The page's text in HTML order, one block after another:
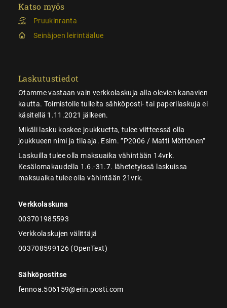
Katso myös
Pruukinranta
Seinäjoen leirintäalue
Laskutustiedot
Otamme vastaan vain verkkolaskuja alla olevien kanavien
kautta. Toimistolle tulleita sähköposti- tai paperilaskuja ei
käsitellä 1.11.2021 jälkeen.
Mikäli lasku koskee joukkuetta, tulee viitteessä olla
joukkueen nimi ja tilaaja. Esim. ”P2006 / Matti Möttönen”
Laskuilla tulee olla maksuaika vähintään 14vrk.
Kesälomakaudella 1.6.-31.7. lähetetyissä laskuissa
maksuaika tulee olla vähintään 21vrk.
Verkkolaskuna
003701985593
Verkkolaskujen välittäjä
003708599126 (OpenText)
Sähköpostitse
fennoa.506159@erin.posti.com